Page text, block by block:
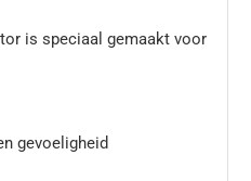
is speciaal gemaakt voor
gevoeligheid